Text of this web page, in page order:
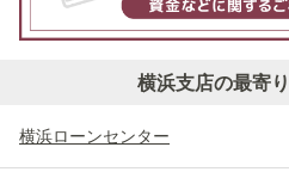
横浜支店の最寄
横浜ローンセンター